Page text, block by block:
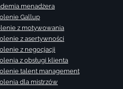
menadżera
Gallup
z motywowania
z asertywności
z negocjacji
z obsługi klienta
talent management
dla mistrzów